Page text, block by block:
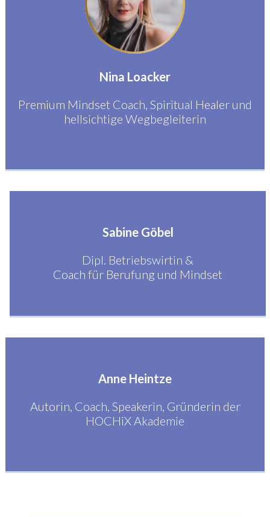
Nina Loacker
Premium Mindset Coach, Spiritual Healer und
hellsichtige Wegbegleiterin
Sabine Göbel
Dipl. Betriebswirtin &
Coach für Berufung und Mindset
Anne Heintze
Autorin, Coach, Speakerin, Gründerin der
HOCHiX Akademie